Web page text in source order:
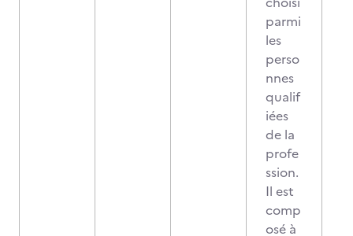
parmi
les
perso
nnes
qualif
iées
de la
profe
ssion.
Il est
comp
osé à